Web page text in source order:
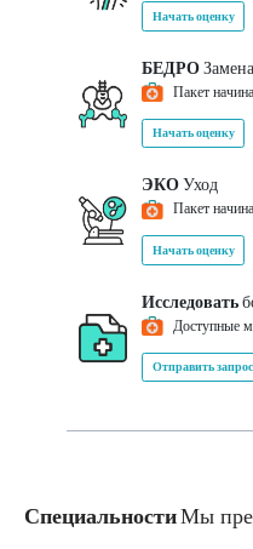
Начать оценку
БЕДРОЗамена
Пакет
Начать оценку
ЭКОУход
Пакет
Начать оценку
Исследовать
Доступные
Отправить запрос
СпециальностиМы